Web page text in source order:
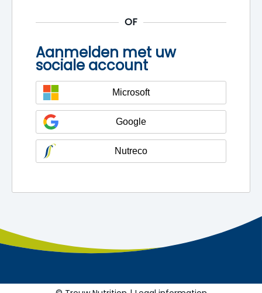
Aanmelden met uw
sociale account
Microsoft
Google
Nutreco
OF